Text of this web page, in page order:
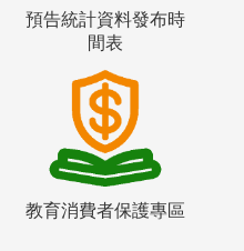
預告統計資料發布時
間表
教育消費者保護專區